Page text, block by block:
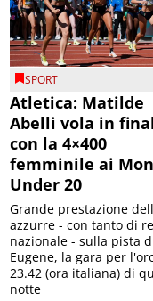
SPORT
Atletica: Matilde
Abelli vola in
con la 4×400
femminile ai
Under 20
Grande prestazione
azzurre - con tanto di
nazionale - sulla pista
Eugene, la gara per
23.42 (ora italiana) di
notte